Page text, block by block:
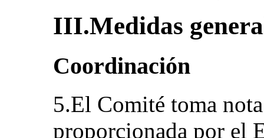
III.Medidas
Coordinación
5.El Comité toma
proporcionada por el